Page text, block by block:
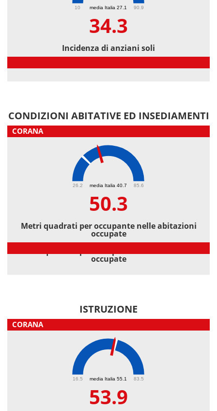
media Italia 27.1
10 90.9
34.3
Incidenza di anziani soli
CONDIZIONI ABITATIVE ED INSEDIAMENTI
CORANA
media Italia 40.7
26.2 85.6
50.3
Metri quadrati per occupante nelle abitazioni
occupate
occupate
ISTRUZIONE
CORANA
media Italia 55.1
16.5 83.5
53.9